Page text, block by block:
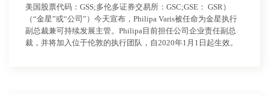
美国股票代码：GSS;多伦多证券交易所：GSC;GSE： GSR）
（“金星”或“公司”）今天宣布，Philipa Varis被任命为金星执行
副总裁兼可持续发展主管。Philipa目前担任公司企业责任副总
裁，并将加入位于伦敦的执行团队，自2020年1月1日起生效。